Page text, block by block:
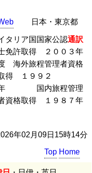
日本・東京都
タリア国国家公認通訳
免許取得 ２００３年
海外旅程管理者資格
得 １９９２
国内旅程管理
資格取得 １９８７年
年02月09日15時14分
Top Home